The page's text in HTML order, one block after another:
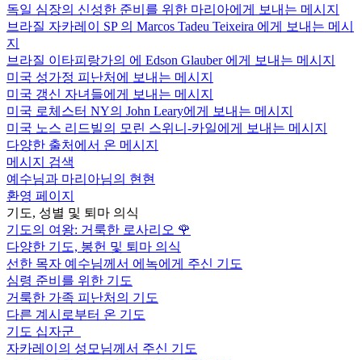
독일 심장의 신성한 준비를 위한 마리아에게 보내는 메시지
브라질 자카레이 SP 의 Marcos Tadeu Teixeira 에게 보내는 메시
지
브라질 이타피랑가의 에 Edson Glauber 에게 보내는 메시지
미국 성가정 피난처에 보내는 메시지
미국 갱신 자녀들에게 보내는 메시지
미국 로체스터 NY의 John Leary에게 보내는 메시지
미국 노스 리드빌의 모린 스위니-카일에게 보내는 메시지
다양한 출처에서 온 메시지
메시지 검색
예수님과 마리아님의 현현
환영 페이지
기도, 성별 및 퇴마 의식
기도의 여왕: 거룩한 로사리오 🌹
다양한 기도, 봉헌 및 퇴마 의식
선한 목자 예수님께서 에녹에게 주신 기도
심령 준비를 위한 기도
거룩한 가족 피난처의 기도
다른 계시로부터 온 기도
기도 십자군
자카레이의 성모님께서 주신 기도